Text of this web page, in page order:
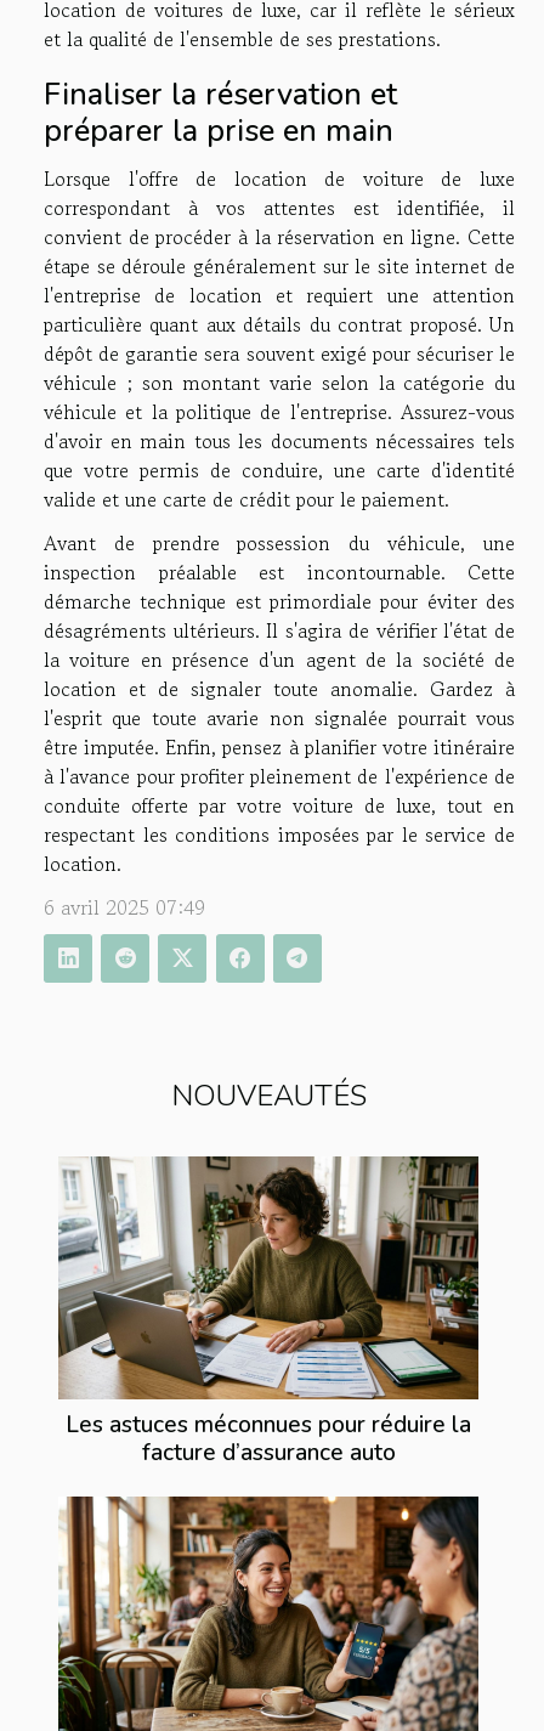
NOUVEAUTÉS
Les astuces méconnues pour réduire la
facture d’assurance auto
location de voitures de luxe, car il reflète le sérieux
et la qualité de l'ensemble de ses prestations.
Finaliser la réservation et
préparer la prise en main
Lorsque l'offre de location de voiture de luxe
correspondant à vos attentes est identifiée, il
convient de procéder à la réservation en ligne. Cette
étape se déroule généralement sur le site internet de
l'entreprise de location et requiert une attention
particulière quant aux détails du contrat proposé. Un
dépôt de garantie sera souvent exigé pour sécuriser le
véhicule ; son montant varie selon la catégorie du
véhicule et la politique de l'entreprise. Assurez-vous
d'avoir en main tous les documents nécessaires tels
que votre permis de conduire, une carte d'identité
valide et une carte de crédit pour le paiement.
Avant de prendre possession du véhicule, une
inspection préalable est incontournable. Cette
démarche technique est primordiale pour éviter des
désagréments ultérieurs. Il s'agira de vérifier l'état de
la voiture en présence d'un agent de la société de
location et de signaler toute anomalie. Gardez à
l'esprit que toute avarie non signalée pourrait vous
être imputée. Enfin, pensez à planifier votre itinéraire
à l'avance pour profiter pleinement de l'expérience de
conduite offerte par votre voiture de luxe, tout en
respectant les conditions imposées par le service de
location.
6 avril 2025 07:49